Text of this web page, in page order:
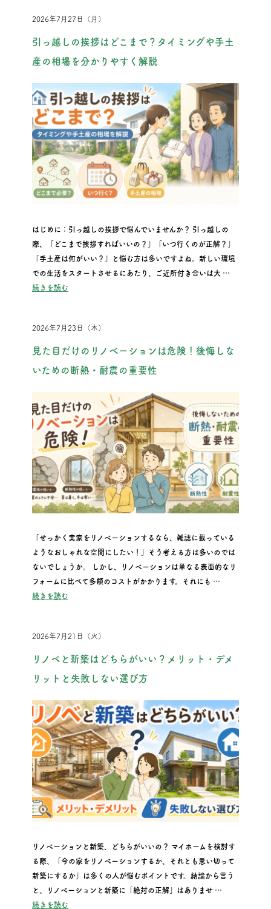
2026年7月27日（月）
引っ越しの挨拶はどこまで？タイミングや手土
産の相場を分かりやすく解説
はじめに：引っ越しの挨拶で悩んでいませんか？ 引っ越しの
際、「どこまで挨拶すればいいの？」「いつ行くのが正解？」
「手土産は何がいい？」と悩む方は多いですよね。新しい環境
での生活をスタートさせるにあたり、ご近所付き合いは大 …
続きを読む“引っ越しの挨拶はどこまで？タイミングや手土産の相場を分
2026年7月23日（木）
見た目だけのリノベーションは危険！後悔しな
いための断熱・耐震の重要性
「せっかく実家をリノベーションするなら、雑誌に載っている
ようなおしゃれな空間にしたい！」そう考える方は多いのでは
ないでしょうか。 しかし、リノベーションは単なる表面的なリ
フォームに比べて多額のコストがかかります。それにも …
続きを読む“見た目だけのリノベーションは危険！後悔しないための断熱
2026年7月21日（火）
リノベと新築はどちらがいい？メリット・デメ
リットと失敗しない選び方
リノベーションと新築、どちらがいいの？ マイホームを検討す
る際、「今の家をリノベーションするか、それとも思い切って
新築にするか」は多くの人が悩むポイントです。結論から言う
と、リノベーションと新築に「絶対の正解」はありませ …
続きを読む“リノベと新築はどちらがいい？メリット・デメリットと失敗